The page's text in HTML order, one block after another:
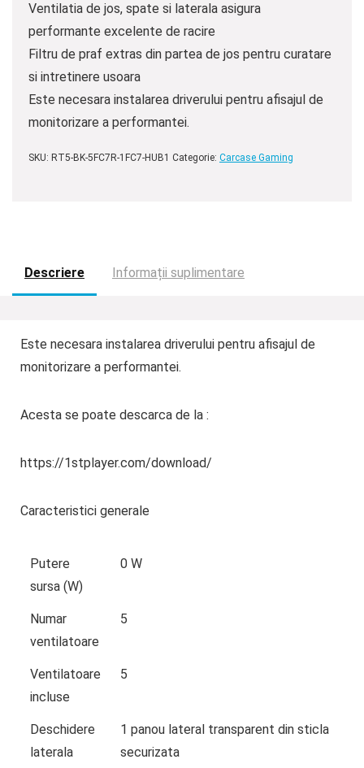
Ventilatia de jos, spate si laterala asigura
performante excelente de racire
Filtru de praf extras din partea de jos pentru curatare
si intretinere usoara
Este necesara instalarea driverului pentru afisajul de
monitorizare a performantei.
SKU: RT5-BK-5FC7R-1FC7-HUB1 Categorie: Carcase Gaming
Descriere Informații suplimentare
Este necesara instalarea driverului pentru afisajul de
monitorizare a performantei.
Acesta se poate descarca de la :
https://1stplayer.com/download/
Caracteristici generale
Putere
sursa (W)
0 W
Numar
ventilatoare
5
Ventilatoare
incluse
5
Deschidere
laterala
1 panou lateral transparent din sticla
securizata